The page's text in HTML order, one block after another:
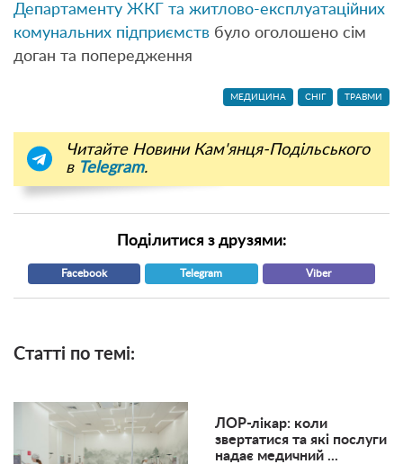
Департаменту ЖКГ та житлово-експлуатаційних
комунальних підприємств було оголошено сім
доган та попередження
МЕДИЦИНА СНІГ ТРАВМИ
Читайте Новини Кам'янця-Подільського
в Telegram.
Поділитися з друзями:
Facebook Telegram Viber
Статті по темі:
ЛОР-лікар: коли
звертатися та які послуги
надає медичний ...